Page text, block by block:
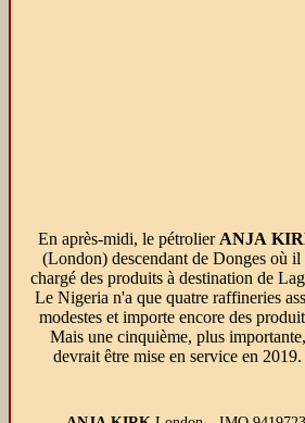
En après-midi, le pétrolier ANJA
(London) descendant de Donges où il
chargé des produits à destination de
Le Nigeria n'a que quatre raffineries
modestes et importe encore des
Mais une cinquième, plus importante,
devrait être mise en service en 2019.